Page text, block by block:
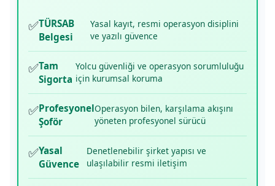
✅TÜRSAB
Belgesi
Yasal kayıt, resmi operasyon disiplini
ve yazılı güvence
✅Tam
Sigorta
Yolcu güvenliği ve operasyon sorumluluğu
için kurumsal koruma
✅Profesyonel
Şoför
Operasyon bilen, karşılama akışını
yöneten profesyonel sürücü
✅Yasal
Güvence
Denetlenebilir şirket yapısı ve
ulaşılabilir resmi iletişim